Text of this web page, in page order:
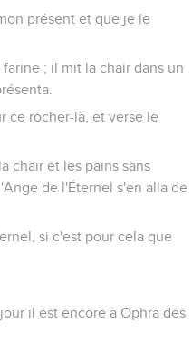
présent et que je le
; il mit la chair dans un
ce rocher-là, et verse le
chair et les pains sans
de l'Éternel s'en alla de
si c'est pour cela que
il est encore à Ophra des